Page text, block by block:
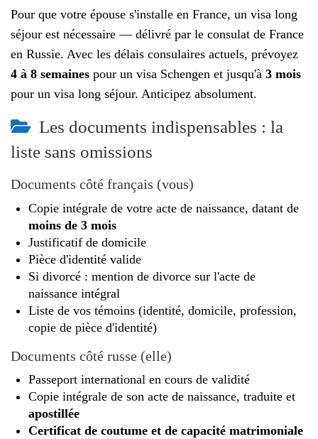
Pour que votre épouse s'installe en France, un visa long
séjour est nécessaire — délivré par le consulat de France
en Russie. Avec les délais consulaires actuels, prévoyez
4 à 8 semaines pour un visa Schengen et jusqu'à 3 mois
pour un visa long séjour. Anticipez absolument.
Les documents indispensables : la
liste sans omissions
Documents côté français (vous)
Copie intégrale de votre acte de naissance, datant de
moins de 3 mois
Justificatif de domicile
Pièce d'identité valide
Si divorcé : mention de divorce sur l'acte de
naissance intégral
Liste de vos témoins (identité, domicile, profession,
copie de pièce d'identité)
Documents côté russe (elle)
Passeport international en cours de validité
Copie intégrale de son acte de naissance, traduite et
apostillée
Certificat de coutume et de capacité matrimoniale